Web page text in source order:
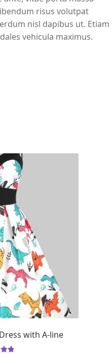
risus volutpat
nisl dapibus ut. Etiam
vehicula maximus.
with A-line